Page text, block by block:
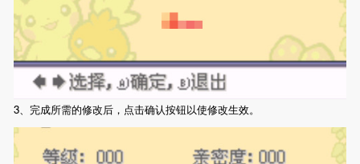
3、完成所需的修改后，点击确认按钮以使修改生效。